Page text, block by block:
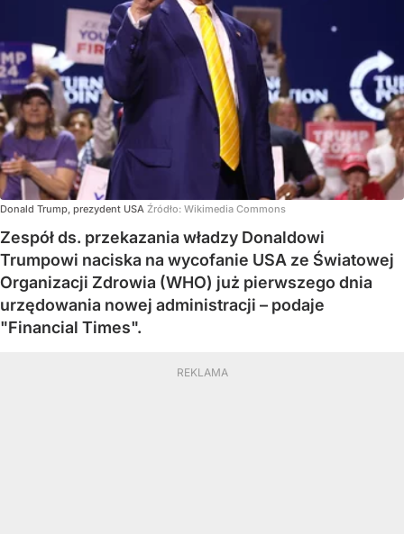
Donald Trump, prezydent USA Źródło: Wikimedia Commons
Zespół ds. przekazania władzy Donaldowi
Trumpowi naciska na wycofanie USA ze Światowej
Organizacji Zdrowia (WHO) już pierwszego dnia
urzędowania nowej administracji – podaje
"Financial Times".